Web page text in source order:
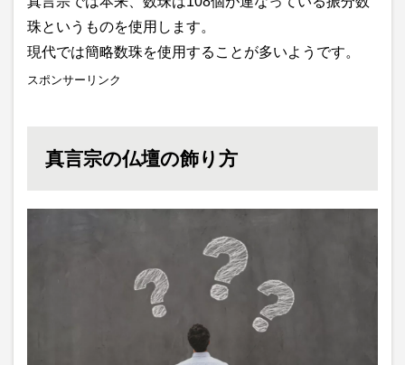
珠というものを使用します。
現代では簡略数珠を使用することが多いようです。
スポンサーリンク
真言宗の仏壇の飾り方